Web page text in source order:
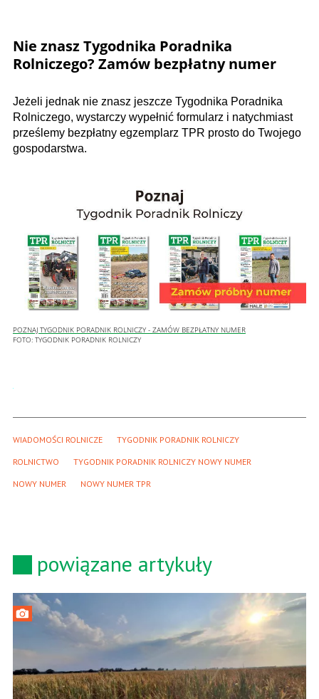
Nie znasz Tygodnika Poradnika
Rolniczego? Zamów bezpłatny numer
Jeżeli jednak nie znasz jeszcze Tygodnika Poradnika
Rolniczego, wystarczy wypełnić formularz i natychmiast
prześlemy bezpłatny egzemplarz TPR prosto do Twojego
gospodarstwa.
POZNAJ TYGODNIK PORADNIK ROLNICZY - ZAMÓW BEZPŁATNY NUMER
FOTO: TYGODNIK PORADNIK ROLNICZY
WIADOMOŚCI ROLNICZE TYGODNIK PORADNIK ROLNICZY
ROLNICTWO TYGODNIK PORADNIK ROLNICZY NOWY NUMER
NOWY NUMER NOWY NUMER TPR
powiązane artykuły